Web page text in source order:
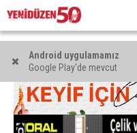
Android uygulamamız
Google Play'de mevcut